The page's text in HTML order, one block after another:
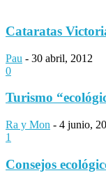
Cataratas
Pau - 30 abril, 2012
0
Turismo
Ra y Mon - 4 junio,
1
Consejos